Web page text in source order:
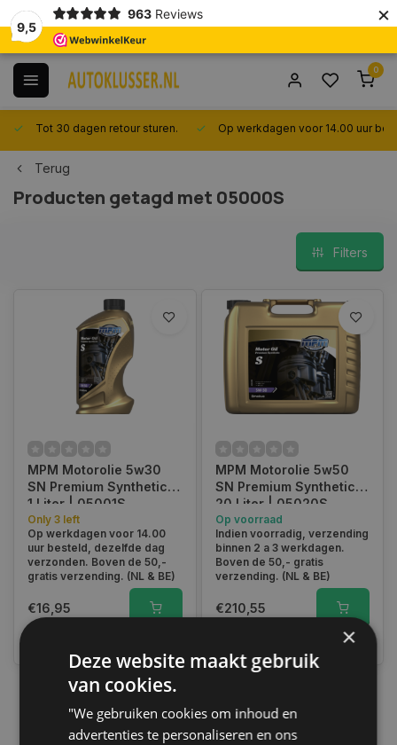
9,5
963 Reviews ×
0
Tot 30 dagen retour sturen. Op werkdagen voor 14.00 uur
Terug
Producten getagd met 05000S
Filters
MPM Motorolie 5w30
SN Premium Synthetic |
1 Liter | 05001S
Only 3 left
Op werkdagen voor 14.00
uur besteld, dezelfde dag
verzonden. Boven de 50,-
gratis verzending. (NL & BE)
€16,95
MPM Motorolie 5w50
SN Premium Synthetic |
20 Liter | 05020S
Op voorraad
Indien voorradig, verzending
binnen 2 a 3 werkdagen.
Boven de 50,- gratis
verzending. (NL & BE)
€210,55
1
×
Deze website maakt gebruik
van cookies.
"We gebruiken cookies om inhoud en
advertenties te personaliseren en ons